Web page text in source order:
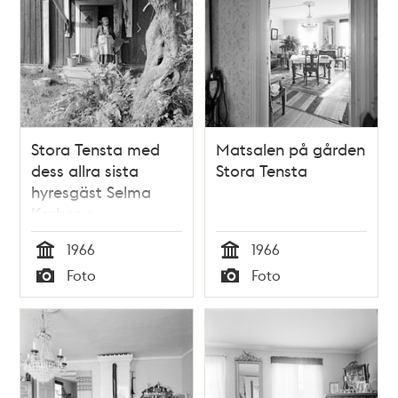
Stora Tensta med
dess allra sista
hyresgäst Selma
Karlsson
Tid
1966
Typ
Foto
Matsalen på gården
Stora Tensta
Tid
1966
Typ
Foto